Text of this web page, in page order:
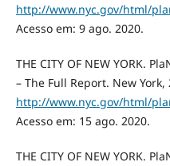
http://www.nyc.gov/html/
Acesso em: 9 ago. 2020.
THE CITY OF NEW YORK.
– The Full Report. New
http://www.nyc.gov/html/
Acesso em: 15 ago. 2020.
THE CITY OF NEW YORK.